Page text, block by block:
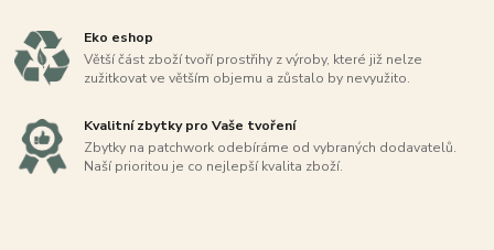
Eko eshop
Větší část zboží tvoří prostřihy z výroby, které již nelze
zužitkovat ve větším objemu a zůstalo by nevyužito.
Kvalitní zbytky pro Vaše tvoření
Zbytky na patchwork odebíráme od vybraných dodavatelů.
Naší prioritou je co nejlepší kvalita zboží.